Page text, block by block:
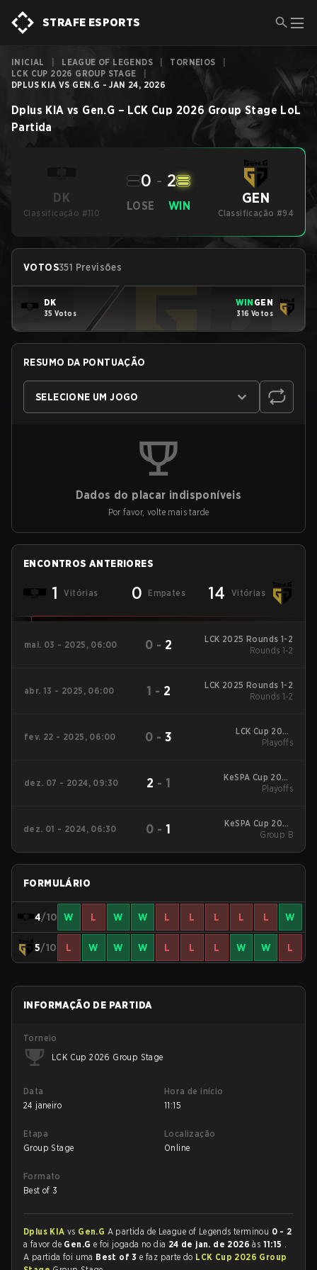
STRAFE ESPORTS
INICIAL LEAGUE OF LEGENDS TORNEIOS
LCK CUP 2026 GROUP STAGE
DPLUS KIA VS GEN.G - JAN 24, 2026
Dplus KIA vs Gen.G – LCK Cup 2026 Group Stage LoL
Partida
DK
Classificação #110
LOSE
0 - 2
WIN GEN
Classificação #94
VOTOS351 Previsões
DK
35 Votos
WIN GEN
316 Votos
RESUMO DA PONTUAÇÃO
SELECIONE UM JOGO
Dados do placar indisponíveis
Por favor, volte mais tarde
ENCONTROS ANTERIORES
1 Vitórias 0 Empates 14 Vitórias
mai. 03 - 2025, 06:00 0 - 2
LCK 2025 Rounds 1-2
Rounds 1-2
abr. 13 - 2025, 06:00 1 - 2
LCK 2025 Rounds 1-2
Rounds 1-2
fev. 22 - 2025, 06:00 0 - 3
LCK Cup 2025
Playoffs
Playoffs
dez. 07 - 2024, 09:30 2 - 1
KeSPA Cup 2024
Playoffs
Playoffs
dez. 01 - 2024, 06:30 0 -1
KeSPA Cup 2024
Group B
Group B
FORMULÁRIO
4/10 W L W W L L L L L W
5/10 L W W W L L L W W L
INFORMAÇÃO DE PARTIDA
Torneio
LCK Cup 2026 Group Stage
Data
24 janeiro
Hora de início
11:15
Etapa
Group Stage
Localização
Online
Formato
Best of 3
Dplus KIA vs Gen.G A partida de League of Legends terminou 0 - 2
a favor de Gen.G e foi jogada no dia 24 de jan. de 2026às 11:15 .
A partida foi uma Best of 3e faz parte do LCK Cup 2026 Group